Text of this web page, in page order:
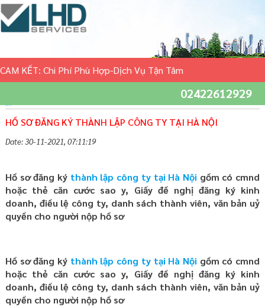
CAM KẾT: Chi Phí Phù Hợp-Dịch Vụ Tận Tâm
02422612929
HỒ SƠ ĐĂNG KÝ THÀNH LẬP CÔNG TY TẠI HÀ NỘI
Date: 30-11-2021, 07:11:19
Hồ sơ đăng ký thành lập công ty tại Hà Nội gồm có cmnd
hoặc thẻ căn cước sao y, Giấy đề nghị đăng ký kinh
doanh, điều lệ công ty, danh sách thành viên, văn bản uỷ
quyền cho người nộp hồ sơ
Hồ sơ đăng ký thành lập công ty tại Hà Nội gồm có cmnd
hoặc thẻ căn cước sao y, Giấy đề nghị đăng ký kinh
doanh, điều lệ công ty, danh sách thành viên, văn bản uỷ
quyền cho người nộp hồ sơ